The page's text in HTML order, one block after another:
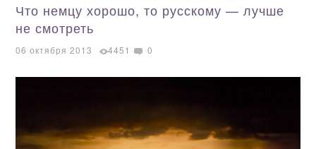
Что немцу хорошо, то русскому — лучше
не смотреть
06 октября 2013 4451 0